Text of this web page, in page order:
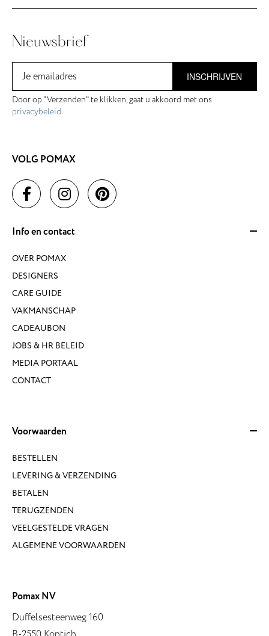
Nieuwsbrief
INSCHRIJVEN
Door op "Verzenden" te klikken, gaat u akkoord met ons
privacybeleid
VOLG POMAX
Info en contact
OVER POMAX
DESIGNERS
CARE GUIDE
VAKMANSCHAP
CADEAUBON
JOBS & HR BELEID
MEDIA PORTAAL
CONTACT
Voorwaarden
BESTELLEN
LEVERING & VERZENDING
BETALEN
TERUGZENDEN
VEELGESTELDE VRAGEN
ALGEMENE VOORWAARDEN
Pomax NV
Duffelsesteenweg 160